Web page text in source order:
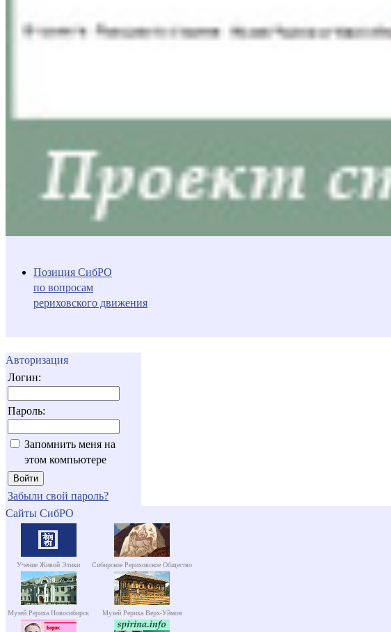
Позиция СибРО
по вопросам
рериховского движения
Авторизация
Логин:
Пароль:
Запомнить меня на
этом компьютере
Забыли свой пароль?
Сайты СибРО
Учение Живой Этики Сибирское Рериховское Общество
Музей Рериха Новосибирск Музей Рериха Верх-Уймон